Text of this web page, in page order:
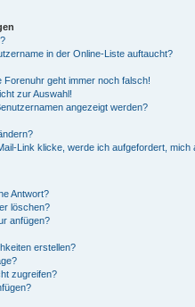
in der Online-Liste auftaucht?
Forenuhr geht immer noch falsch!
zur Auswahl!
angezeigt werden?
Link klicke, werde ich aufgefordert, mich
Antwort?
löschen?
anfügen?
erstellen?
zugreifen?